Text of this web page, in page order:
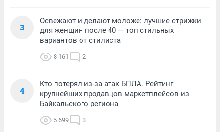
3
Освежают и делают моложе: лучшие стрижки
для женщин после 40 — топ стильных
вариантов от стилиста
8 161 2
4
Кто потерял из-за атак БПЛА. Рейтинг
крупнейших продавцов маркетплейсов из
Байкальского региона
5 699 3